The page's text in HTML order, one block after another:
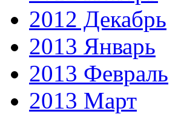
2012 Декабрь
2013 Январь
2013 Февраль
2013 Март